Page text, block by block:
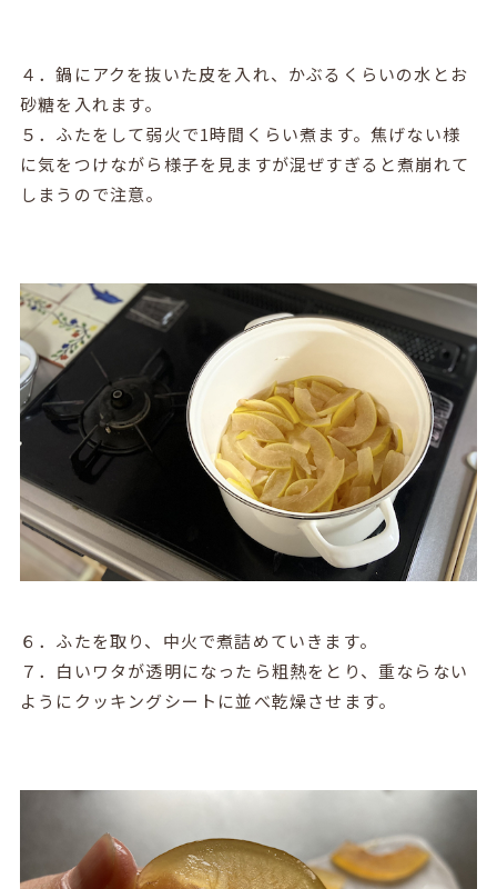
４．鍋にアクを抜いた皮を入れ、かぶるくらいの水とお
砂糖を入れます。
５．ふたをして弱火で1時間くらい煮ます。焦げない様
に気をつけながら様子を見ますが混ぜすぎると煮崩れて
しまうので注意。
６．ふたを取り、中火で煮詰めていきます。
７．白いワタが透明になったら粗熱をとり、重ならない
ようにクッキングシートに並べ乾燥させます。